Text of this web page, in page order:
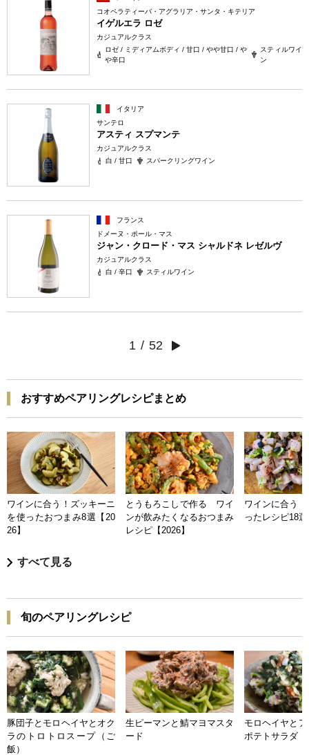
コオペラティーバ・アグラリア・サンタ・キテリア
イゲルエラ ロゼ
カジュアルクラス
ロゼ / ミディアムボディ / 甘口 / やや甘口 / や
や辛口
スティルワイ
ン
イタリア
サンテロ
アスティ スプマンテ
カジュアルクラス
白 / 甘口
スパークリングワイン
フランス
ドメーヌ・ポール・マス
ジャン・クロード・マス シャルドネ レゼルヴ
カジュアルクラス
白 / 辛口
スティルワイン
1 / 52
おすすめペアリングレシピまとめ
ワインに合う！ズッキーニ
を使ったおつまみ8選【20
26】
とうもろこしで作る ワイ
ンが飲みたくなるおつまみ
レシピ【2026】
ワインに合う
ったレシピ18
すべて見る
旬のペアリングレシピ
豚団子とモロヘイヤとオク
ラのトロトロスープ（ご
飯）
生ピーマンと鯖マヨマスタ
ード
モロヘイヤと
ポテトサラダ